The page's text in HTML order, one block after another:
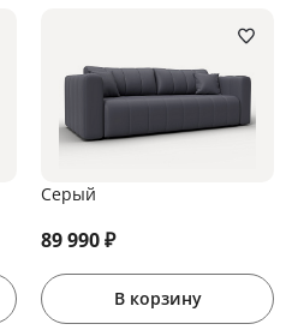
Серый
89 990₽
В корзину